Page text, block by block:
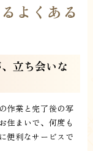
よくある
立ち会いな
作業と完了後の写
住まいで、何度も
便利なサービスで